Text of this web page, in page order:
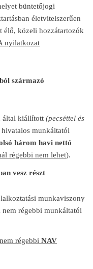
büntetőjogi
életvitelszerűen
élő, közeli hozzátartozók
nyilatkozat
származó
által kiállított (pecséttel és
hivatalos munkáltatói
három havi nettó
régebbi nem lehet).
vesz részt
munkaviszony
régebbi munkáltatói
régebbi NAV